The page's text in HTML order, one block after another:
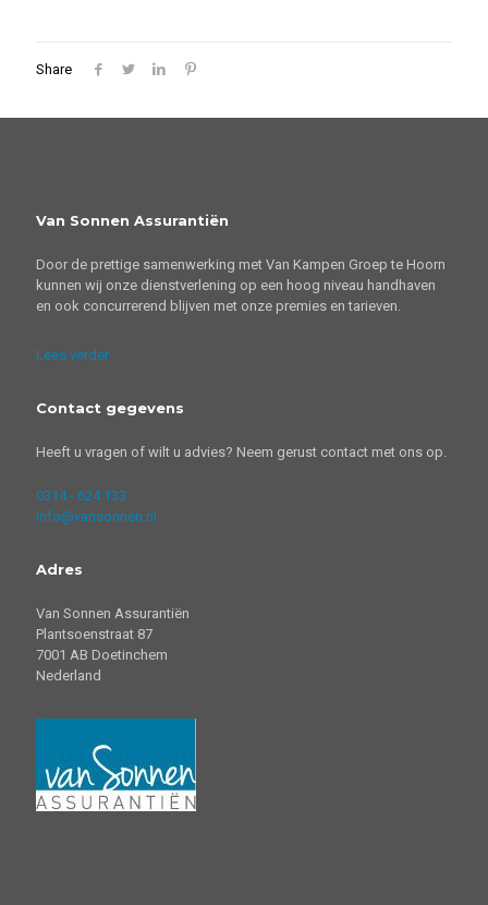
Share
Van Sonnen Assurantiën
Door de prettige samenwerking met Van Kampen Groep te Hoorn
kunnen wij onze dienstverlening op een hoog niveau handhaven
en ook concurrerend blijven met onze premies en tarieven.
Lees verder
Contact gegevens
Heeft u vragen of wilt u advies? Neem gerust contact met ons op.
0314 - 624 133
info@vansonnen.nl
Adres
Van Sonnen Assurantiën
Plantsoenstraat 87
7001 AB Doetinchem
Nederland